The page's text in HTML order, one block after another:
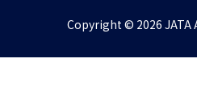
Copyright © 2026 JATA